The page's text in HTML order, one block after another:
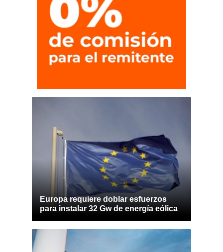
Europa requiere doblar esfuerzos
para instalar 32 Gw de energía eólica